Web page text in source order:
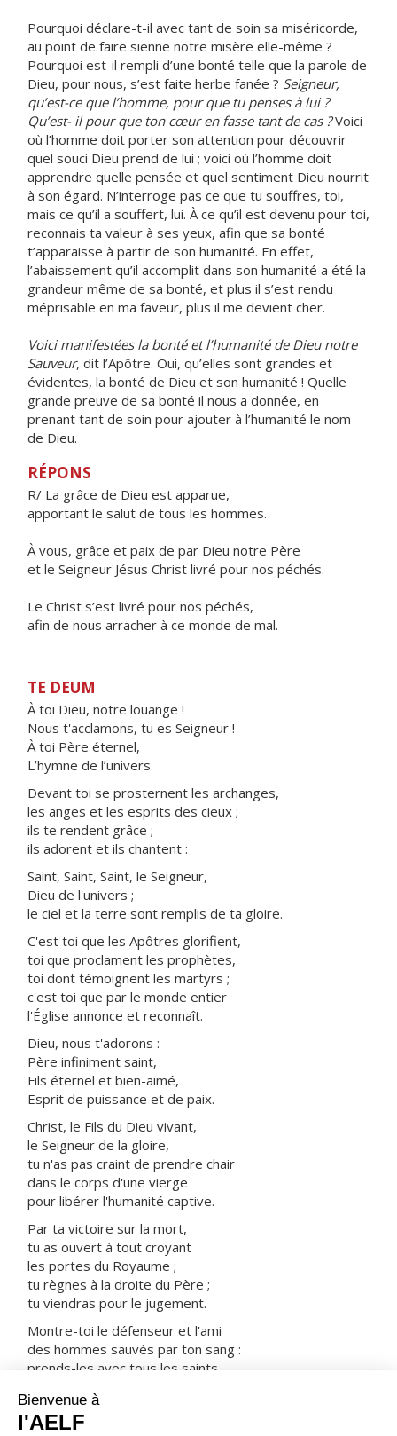
Pourquoi déclare-t-il avec tant de soin sa miséricorde,
au point de faire sienne notre misère elle-même ?
Pourquoi est-il rempli d’une bonté telle que la parole de
Dieu, pour nous, s’est faite herbe fanée ? Seigneur,
qu’est-ce que l’homme, pour que tu penses à lui ?
Qu’est- il pour que ton cœur en fasse tant de cas ?Voici
où l’homme doit porter son attention pour découvrir
quel souci Dieu prend de lui ; voici où l’homme doit
apprendre quelle pensée et quel sentiment Dieu nourrit
à son égard. N’interroge pas ce que tu souffres, toi,
mais ce qu’il a souffert, lui. À ce qu’il est devenu pour toi,
reconnais ta valeur à ses yeux, afin que sa bonté
t’apparaisse à partir de son humanité. En effet,
l’abaissement qu’il accomplit dans son humanité a été la
grandeur même de sa bonté, et plus il s’est rendu
méprisable en ma faveur, plus il me devient cher.
Voici manifestées la bonté et l’humanité de Dieu notre
Sauveur, dit l’Apôtre. Oui, qu’elles sont grandes et
évidentes, la bonté de Dieu et son humanité ! Quelle
grande preuve de sa bonté il nous a donnée, en
prenant tant de soin pour ajouter à l’humanité le nom
de Dieu.
RÉPONS
R/ La grâce de Dieu est apparue,
apportant le salut de tous les hommes.
À vous, grâce et paix de par Dieu notre Père
et le Seigneur Jésus Christ livré pour nos péchés.
Le Christ s’est livré pour nos péchés,
afin de nous arracher à ce monde de mal.
TE DEUM
À toi Dieu, notre louange !
Nous t'acclamons, tu es Seigneur !
À toi Père éternel,
L’hymne de l’univers.
Devant toi se prosternent les archanges,
les anges et les esprits des cieux ;
ils te rendent grâce ;
ils adorent et ils chantent :
Saint, Saint, Saint, le Seigneur,
Dieu de l'univers ;
le ciel et la terre sont remplis de ta gloire.
C'est toi que les Apôtres glorifient,
toi que proclament les prophètes,
toi dont témoignent les martyrs ;
c'est toi que par le monde entier
l'Église annonce et reconnaît.
Dieu, nous t'adorons :
Père infiniment saint,
Fils éternel et bien-aimé,
Esprit de puissance et de paix.
Christ, le Fils du Dieu vivant,
le Seigneur de la gloire,
tu n'as pas craint de prendre chair
dans le corps d'une vierge
pour libérer l'humanité captive.
Par ta victoire sur la mort,
tu as ouvert à tout croyant
les portes du Royaume ;
tu règnes à la droite du Père ;
tu viendras pour le jugement.
Montre-toi le défenseur et l'ami
des hommes sauvés par ton sang :
prends-les avec tous les saints
ORAISON